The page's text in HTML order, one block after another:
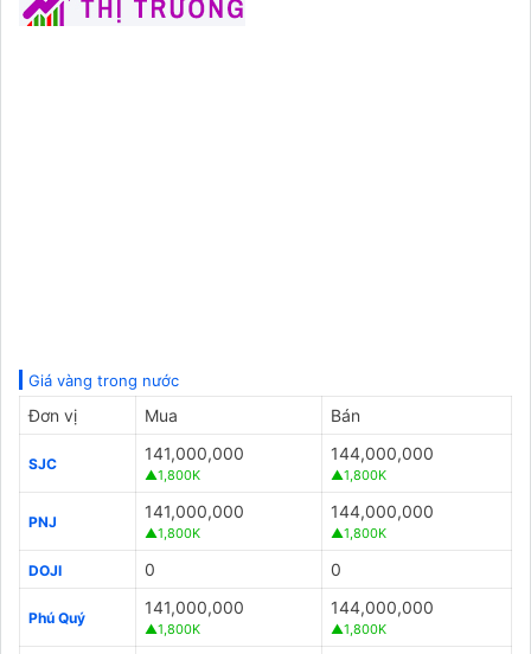
Giá vàng trong nước
Đơn vị Mua Bán
SJC
141,000,000
▲1,800K
144,000,000
▲1,800K
PNJ
141,000,000
▲1,800K
144,000,000
▲1,800K
DOJI 0 0
Phú Quý
141,000,000
▲1,800K
144,000,000
▲1,800K